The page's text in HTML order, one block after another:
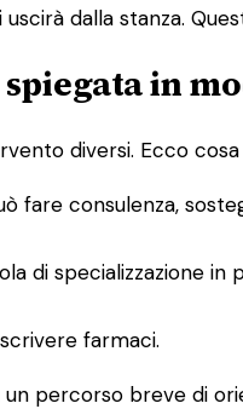
dalla stanza.
in
diversi. Ecco cosa
fare consulenza,
di specializzazione
farmaci.
percorso breve di